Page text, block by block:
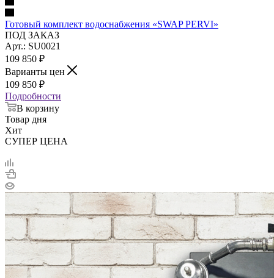
Готовый комплект водоснабжения «SWAP PERVI»
ПОД ЗАКАЗ
Арт.: SU0021
109 850 ₽
Варианты цен
109 850 ₽
Подробности
В корзину
Товар дня
Хит
СУПЕР ЦЕНА